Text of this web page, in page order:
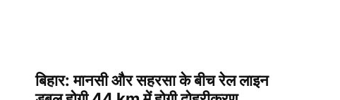
बिहार: मानसी और सहरसा के बीच रेल लाइन